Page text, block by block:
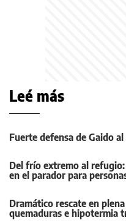
Leé más
Fuerte defensa de Gaido
Del frío extremo al
en el parador para
Dramático rescate en
quemaduras e hipotermia